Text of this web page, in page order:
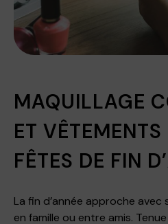
MAQUILLAGE
ET
FÊTES DE FIN
La fin d’année approche
en famille ou entre amis.